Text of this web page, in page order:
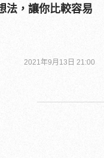
法，讓你比較容易
2021年9月13日 21:00